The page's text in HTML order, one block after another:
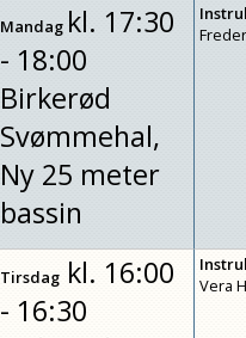
Mandagkl. 17:30
- 18:00
Birkerød
Svømmehal,
Ny 25 meter
bassin
Tirsdag kl. 16:00
- 16:30
Vera